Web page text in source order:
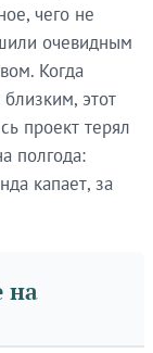
чего не
очевидным
Когда
этот
проект терял
полгода:
капает, за
на